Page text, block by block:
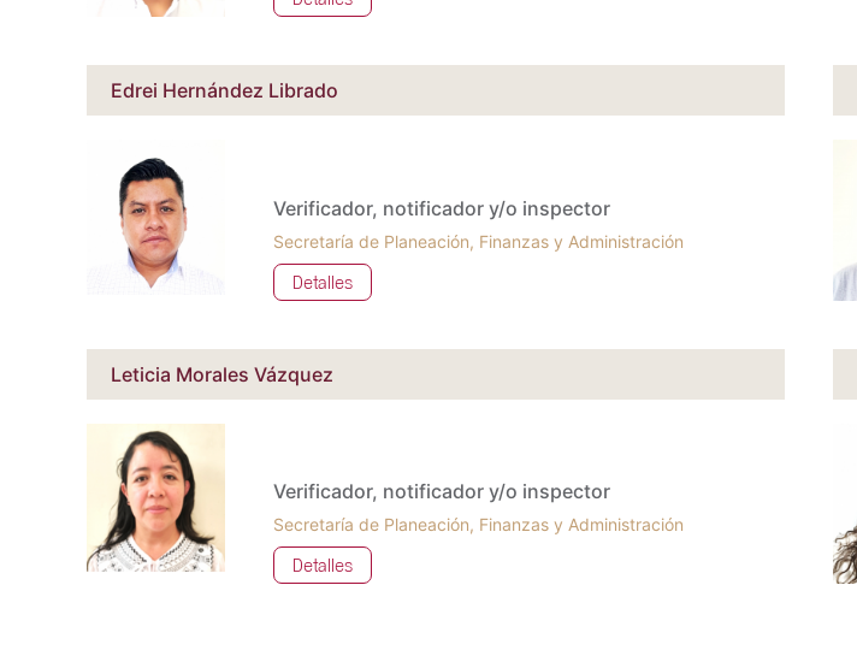
Edrei Hernández Librado
Verificador, notificador y/o inspector
Secretaría de Planeación, Finanzas y Administración
Detalles
Leticia Morales Vázquez
Verificador, notificador y/o inspector
Secretaría de Planeación, Finanzas y Administración
Detalles